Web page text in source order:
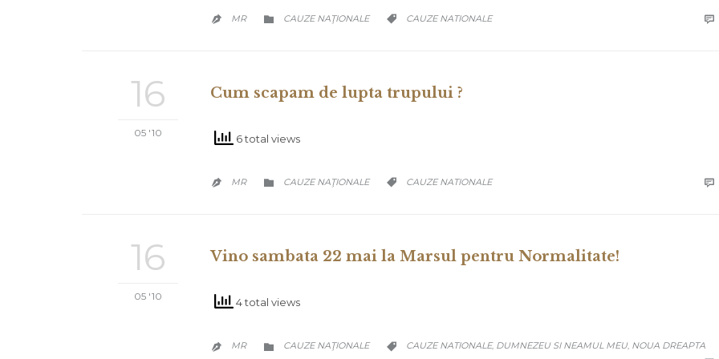
 MR  CATEGORY
CAUZE NAŢIONALE  CATEGORY
CAUZE NATIONALE 
16
05 '10
Cum scapam de lupta trupului ?
6 total views
 MR  CATEGORY
CAUZE NAŢIONALE  CATEGORY
CAUZE NATIONALE 
16
05 '10
Vino sambata 22 mai la Marsul pentru Normalitate!
4 total views
 MR  CATEGORY
CAUZE NAŢIONALE  CATEGORY
CAUZE NATIONALE, DUMNEZEU SI NEAMUL MEU, NOUA DREAPTA